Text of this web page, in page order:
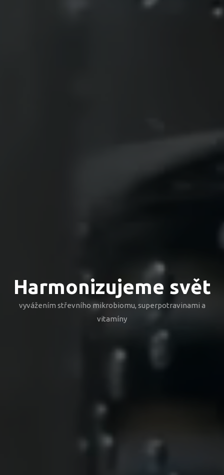
Harmonizujeme svět
vyvážením střevního mikrobiomu, superpotravinami a
vitamíny